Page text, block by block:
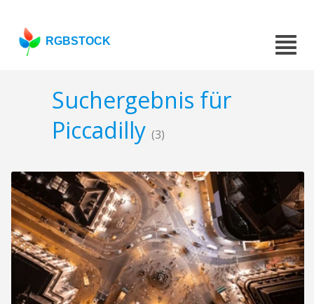
RGBSTOCK
Suchergebnis für
Piccadilly (3)